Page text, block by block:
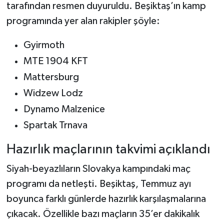
tarafından resmen duyuruldu. Beşiktaş’ın kamp
programında yer alan rakipler şöyle:
Gyirmoth
MTE 1904 KFT
Mattersburg
Widzew Lodz
Dynamo Malzenice
Spartak Trnava
Hazırlık maçlarının takvimi açıklandı
Siyah-beyazlıların Slovakya kampındaki maç
programı da netleşti. Beşiktaş, Temmuz ayı
boyunca farklı günlerde hazırlık karşılaşmalarına
çıkacak. Özellikle bazı maçların 35’er dakikalık